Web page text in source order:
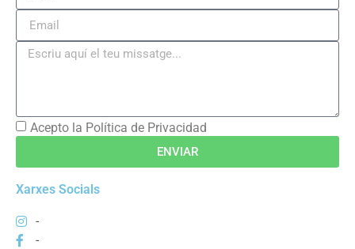
Acepto la Política de Privacidad
ENVIAR
Xarxes Socials
-
-